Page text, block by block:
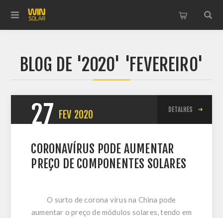
BLOG DE '2020' 'FEVEREIRO'
27 FEV 2020 DETALHES
CORONAVÍRUS PODE AUMENTAR
PREÇO DE COMPONENTES SOLARES
O surto de corona vírus na China pode
aumentar o preço de módulos solares, tendo em